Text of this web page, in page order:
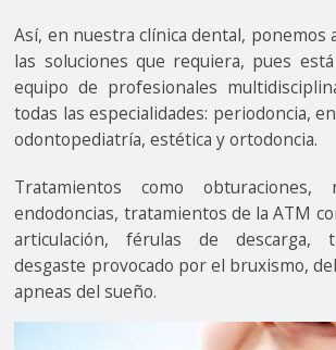
Así, en nuestra clínica dental, ponemos
las soluciones que requiera, pues
equipo de profesionales
todas las especialidades: periodoncia,
odontopediatría, estética y ortodoncia.
Tratamientos como obturaciones,
endodoncias, tratamientos de la ATM
articulación, férulas de descarga,
desgaste provocado por el bruxismo,
apneas del sueño.